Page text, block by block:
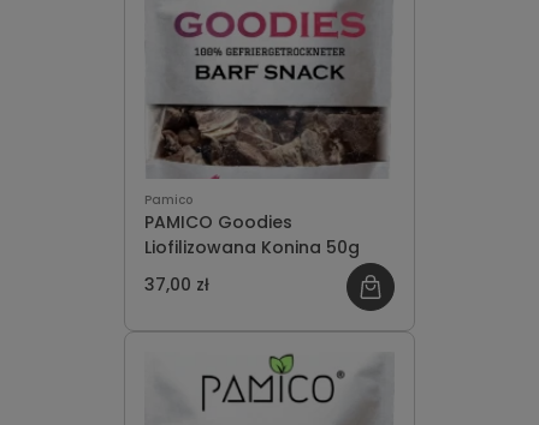
Pamico
PAMICO Goodies
Liofilizowana Konina 50g
37,00 zł